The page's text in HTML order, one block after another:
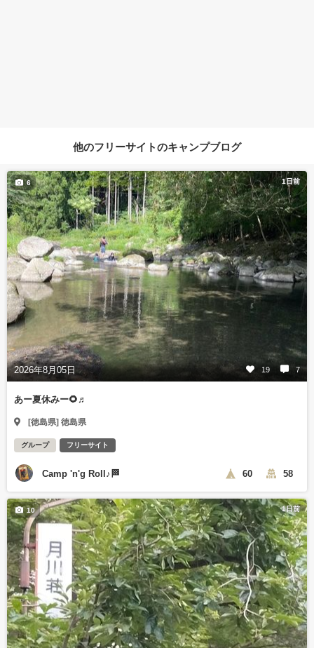
他のフリーサイトのキャンプブログ
1日前
2026年8月05日 19 7
6
あー夏休みー🌻♬
[徳島県] 徳島県
グループ フリーサイト
Camp 'n'g Roll♪🏁 60 58
1日前
10